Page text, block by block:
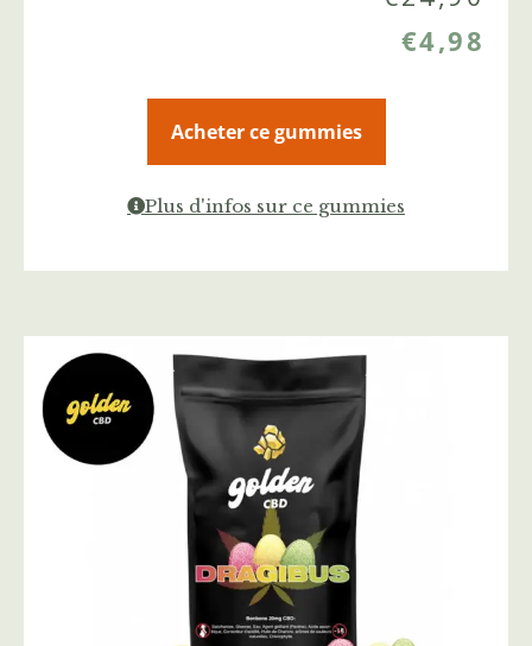
€4,98
Acheter ce gummies
Plus d'infos sur ce gummies